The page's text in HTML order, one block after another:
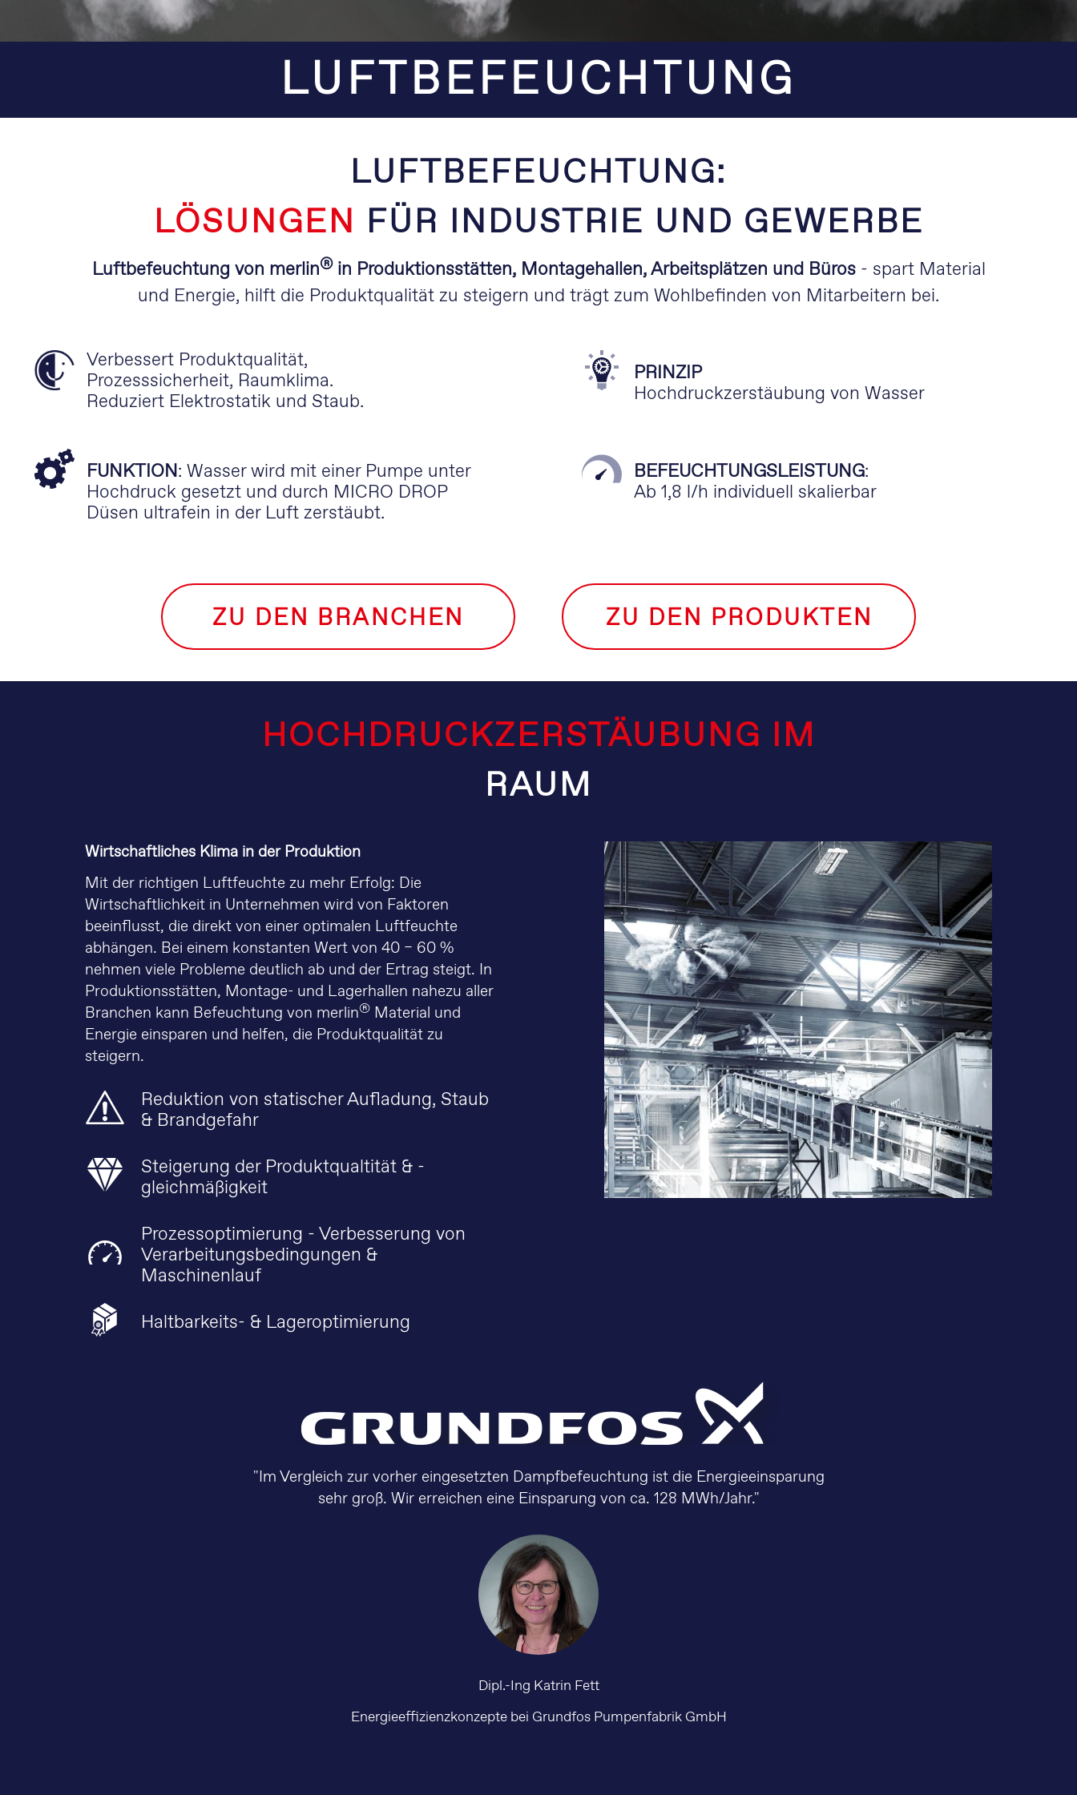
LUFTBEFEUCHTUNG
LUFTBEFEUCHTUNG:
LÖSUNGEN FÜR INDUSTRIE UND GEWERBE
Luftbefeuchtung von merlin®in Produktionsstätten, Montagehallen, Arbeitsplätzen und Büros- spart Material
und Energie, hilft die Produktqualität zu steigern und trägt zum Wohlbefinden von Mitarbeitern bei.
Verbessert Produktqualität,
Prozesssicherheit, Raumklima.
Reduziert Elektrostatik und Staub.
PRINZIP
Hochdruckzerstäubung von Wasser
FUNKTION: Wasser wird mit einer Pumpe unter
Hochdruck gesetzt und durch MICRO DROP
Düsen ultrafein in der Luft zerstäubt.
BEFEUCHTUNGSLEISTUNG:
Ab 1,8 l/h individuell skalierbar
ZU DEN BRANCHEN ZU DEN PRODUKTEN
HOCHDRUCKZERSTÄUBUNG IM
RAUM
Wirtschaftliches Klima in der Produktion
Mit der richtigen Luftfeuchte zu mehr Erfolg: Die
Wirtschaftlichkeit in Unternehmen wird von Faktoren
beeinflusst, die direkt von einer optimalen Luftfeuchte
abhängen. Bei einem konstanten Wert von 40 – 60 %
nehmen viele Probleme deutlich ab und der Ertrag steigt. In
Produktionsstätten, Montage- und Lagerhallen nahezu aller
Branchen kann Befeuchtung von merlin®Material und
Energie einsparen und helfen, die Produktqualität zu
steigern.
Reduktion von statischer Aufladung, Staub
& Brandgefahr
Steigerung der Produktqualtität & -
gleichmäßigkeit
Prozessoptimierung - Verbesserung von
Verarbeitungsbedingungen &
Maschinenlauf
Haltbarkeits- & Lageroptimierung
"Im Vergleich zur vorher eingesetzten Dampfbefeuchtung ist die Energieeinsparung
sehr groß. Wir erreichen eine Einsparung von ca. 128 MWh/Jahr."
Dipl.-Ing Katrin Fett
Energieeffizienzkonzepte bei Grundfos Pumpenfabrik GmbH